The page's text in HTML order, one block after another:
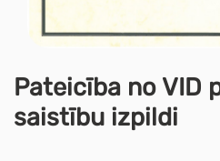
Pateicība no VID
saistību izpildi